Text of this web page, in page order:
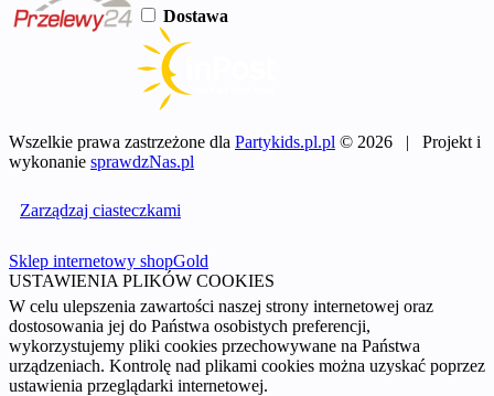
Dostawa
Wszelkie prawa zastrzeżone dla Partykids.pl.pl © 2026 | Projekt i
wykonanie sprawdzNas.pl
Zarządzaj ciasteczkami
Sklep internetowy shopGold
USTAWIENIA PLIKÓW COOKIES
W celu ulepszenia zawartości naszej strony internetowej oraz
dostosowania jej do Państwa osobistych preferencji,
wykorzystujemy pliki cookies przechowywane na Państwa
urządzeniach. Kontrolę nad plikami cookies można uzyskać poprzez
ustawienia przeglądarki internetowej.